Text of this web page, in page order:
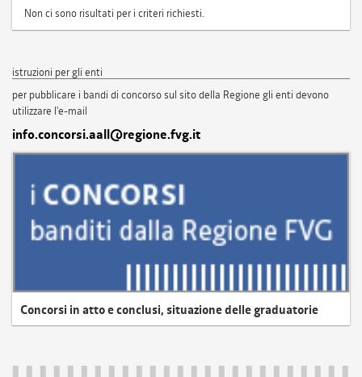
Non ci sono risultati per i criteri richiesti.
istruzioni per gli enti
per pubblicare i bandi di concorso sul sito della Regione gli enti devono
utilizzare l'e-mail
info.concorsi.aall@regione.fvg.it
Concorsi in atto e conclusi, situazione delle graduatorie